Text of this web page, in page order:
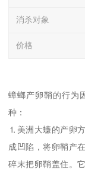
消杀对象
价格
蟑螂产卵鞘的行为
种：
⒈美洲大蠊的产卵
成凹陷，将卵鞘产
碎末把卵鞘盖住。